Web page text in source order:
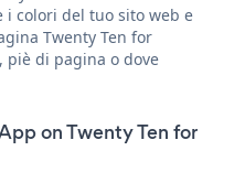
i colori del tuo sito web e
Twenty Ten for
piè di pagina o dove
on Twenty Ten for